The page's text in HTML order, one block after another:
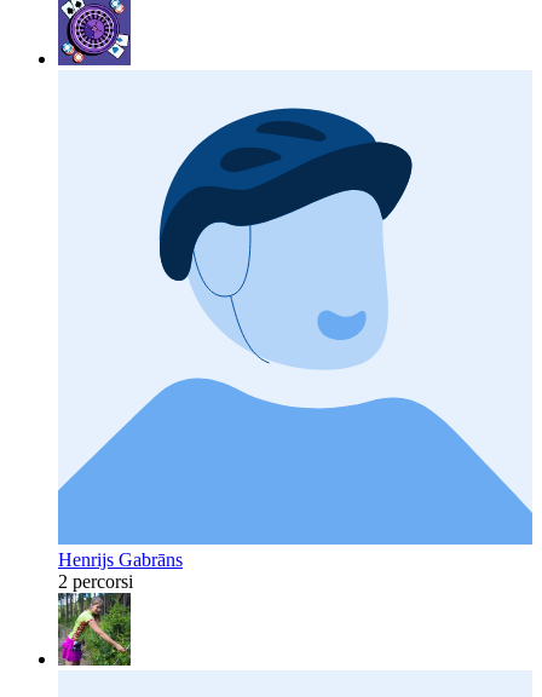
Henrijs Gabrāns
2 percorsi